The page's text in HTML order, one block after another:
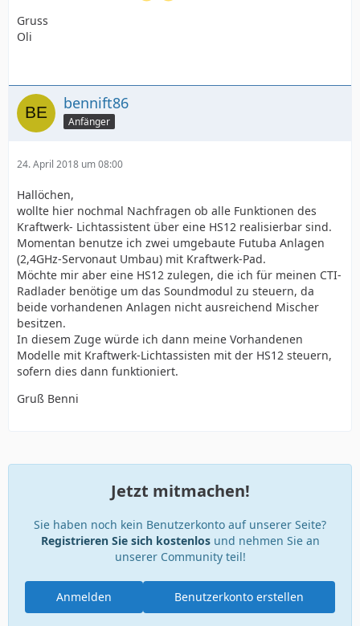
Gruss
Oli
bennift86
Anfänger
24. April 2018 um 08:00
Hallöchen,
wollte hier nochmal Nachfragen ob alle Funktionen des
Kraftwerk- Lichtassistent über eine HS12 realisierbar sind.
Momentan benutze ich zwei umgebaute Futuba Anlagen
(2,4GHz-Servonaut Umbau) mit Kraftwerk-Pad.
Möchte mir aber eine HS12 zulegen, die ich für meinen CTI-
Radlader benötige um das Soundmodul zu steuern, da
beide vorhandenen Anlagen nicht ausreichend Mischer
besitzen.
In diesem Zuge würde ich dann meine Vorhandenen
Modelle mit Kraftwerk-Lichtassisten mit der HS12 steuern,
sofern dies dann funktioniert.
Gruß Benni
Jetzt mitmachen!
Sie haben noch kein Benutzerkonto auf unserer Seite?
Registrieren Sie sich kostenlosund nehmen Sie an
unserer Community teil!
Benutzerkonto erstellen
Anmelden